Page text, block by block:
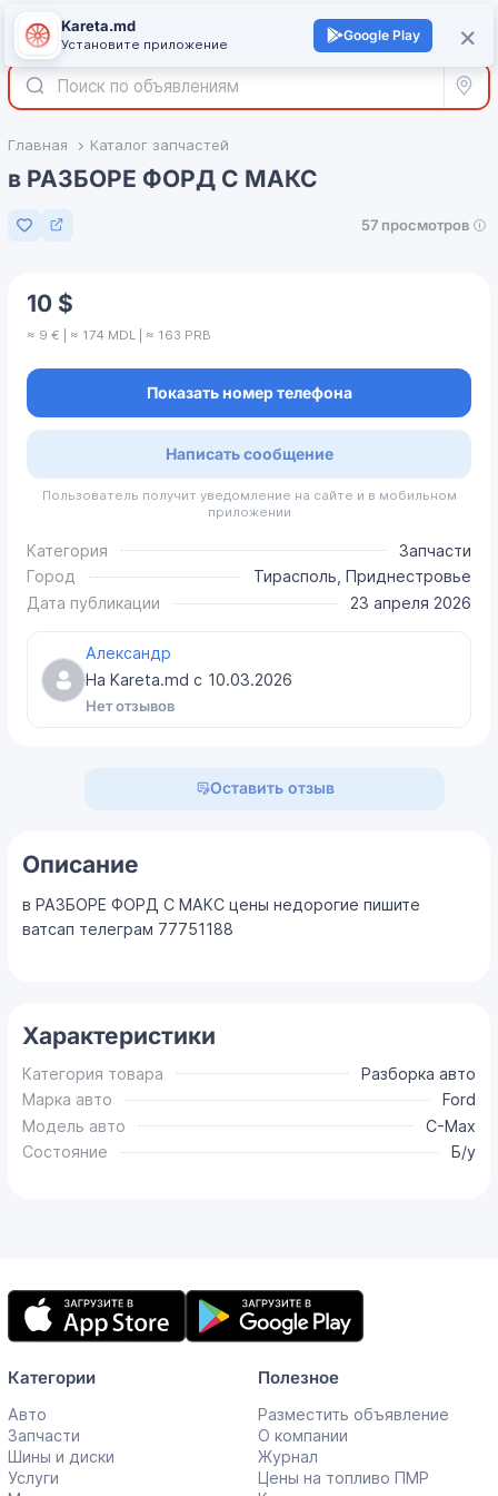
Войти +
Все
Главная Каталог запчастей
в РАЗБОРЕ ФОРД С МАКС
Добавить в избранное
57 просмотров
10 $
≈ 9 € | ≈ 174 MDL | ≈ 163 PRB
Показать номер телефона
Написать сообщение
Пользователь получит уведомление на сайте и в мобильном
приложении
Категория
Запчасти
Город
Тирасполь, Приднестровье
Дата публикации
23 апреля 2026
Александр
На Kareta.md с 10.03.2026
Нет отзывов
Оставить отзыв
Описание
в РАЗБОРЕ ФОРД С МАКС цены недорогие пишите
ватсап телеграм 77751188
Характеристики
Категория товара
Разборка авто
Марка авто
Ford
Модель авто
C-Max
Состояние
Б/у
×
Kareta.md
Установите приложение
Google Play
Мобильное
приложение
Категории
Авто
Запчасти
Шины и диски
Услуги
Полезное
Разместить объявление
О компании
Журнал
Цены на топливо ПМР